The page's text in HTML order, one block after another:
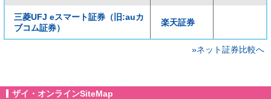
三菱UFJ eスマート証券（旧:auカ
ブコム証券）
楽天証券
»ネット証券比較へ
ザイ・オンラインSiteMap